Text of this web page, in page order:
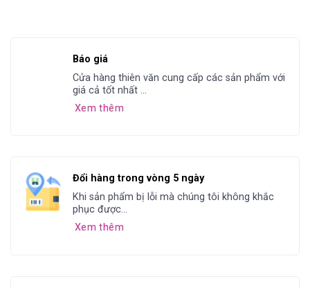
Báo giá
Cửa hàng thiên văn cung cấp các sản phẩm với
giá cả tốt nhất ...
Xem thêm
Đổi hàng trong vòng 5 ngày
Khi sản phẩm bị lỗi mà chúng tôi không khắc
phục được...
Xem thêm